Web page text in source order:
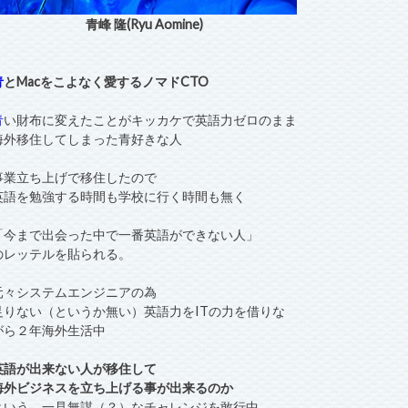
青峰 隆(Ryu Aomine)
とMacをこよなく愛するノマドCTO
い財布に変えたことがキッカケで英語力ゼロのまま
外移住してしまった青好きな人
業立ち上げで移住したので
語を勉強する時間も学校に行く時間も無く
今まで出会った中で一番英語ができない人」
レッテルを貼られる。
々システムエンジニアの為
りない（というか無い）英語力をITの力を借りな
ら２年海外生活中
語が出来ない人が移住して
外ビジネスを立ち上げる事が出来るのか